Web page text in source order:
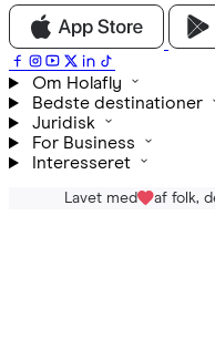
Om Holafly
Bedste destinationer
Juridisk
For Business
Interesseret
Lavet med af folk,